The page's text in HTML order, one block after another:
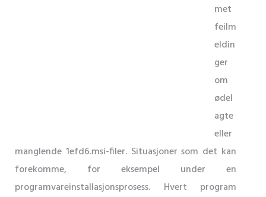
met
feilm
eldin
ger
om
ødel
agte
eller
manglende 1efd6.msi-filer. Situasjoner som det kan
forekomme, for eksempel under en
programvareinstallasjonsprosess. Hvert program